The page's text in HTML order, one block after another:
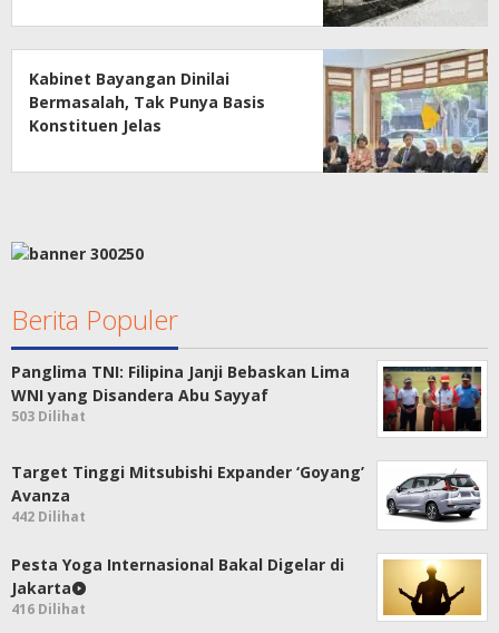
Kabinet Bayangan Dinilai
Bermasalah, Tak Punya Basis
Konstituen Jelas
Berita Populer
Panglima TNI: Filipina Janji Bebaskan Lima
WNI yang Disandera Abu Sayyaf
503 Dilihat
Target Tinggi Mitsubishi Expander ‘Goyang’
Avanza
442 Dilihat
Pesta Yoga Internasional Bakal Digelar di
Jakarta
416 Dilihat